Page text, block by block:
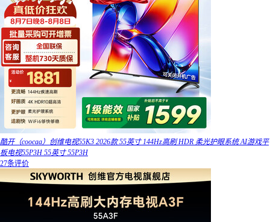
酷开（coocaa）创维电视55K3 2026款 55英寸 144Hz高刷 HDR 柔光护眼系统 AI游戏平
板电视55P3H 55英寸 55P3H
27条评价